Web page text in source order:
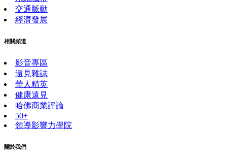
交通脈動
經濟發展
相關頻道
影音專區
遠見雜誌
華人精英
健康遠見
哈佛商業評論
50+
領導影響力學院
關於我們